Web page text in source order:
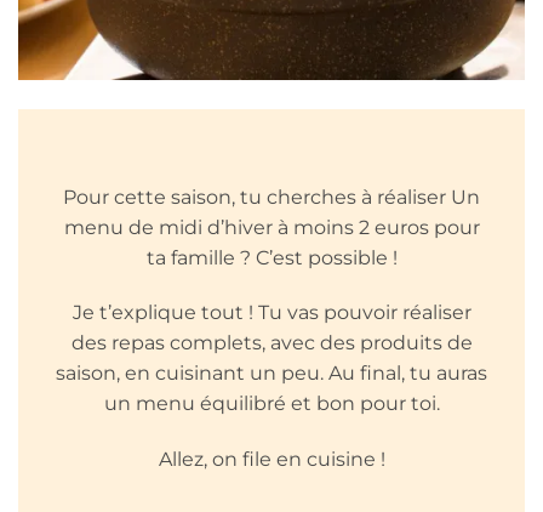
Pour cette saison, tu cherches à réaliser Un
menu de midi d’hiver à moins 2 euros pour
ta famille ? C’est possible !
Je t’explique tout ! Tu vas pouvoir réaliser
des repas complets, avec des produits de
saison, en cuisinant un peu. Au final, tu auras
un menu équilibré et bon pour toi.
Allez, on file en cuisine !